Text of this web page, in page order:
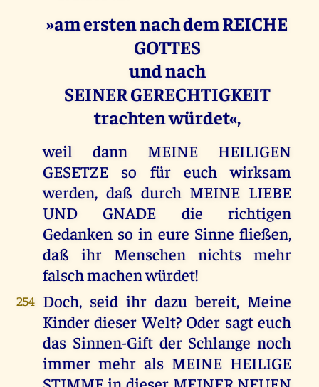
»am ersten nach dem REICHE
GOTTES
und nach
SEINER GERECHTIGKEIT
trachten würdet«,
weil dann MEINE HEILIGEN
GESETZE so für euch wirksam
werden, daß durch MEINE LIEBE
UND GNADE die richtigen
Gedanken so in eure Sinne fließen,
daß ihr Menschen nichts mehr
falsch machen würdet!
254 Doch, seid ihr dazu bereit, Meine
Kinder dieser Welt? Oder sagt euch
das Sinnen-Gift der Schlange noch
immer mehr als MEINE HEILIGE